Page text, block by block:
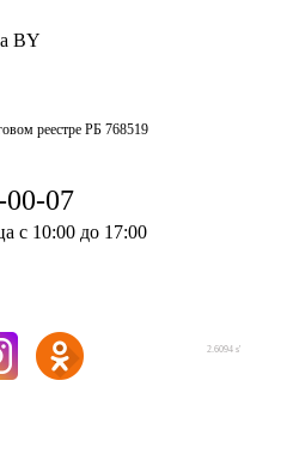
BY
реестре РБ 768519
00-07
с 10:00 до 17:00
2.6094 s'